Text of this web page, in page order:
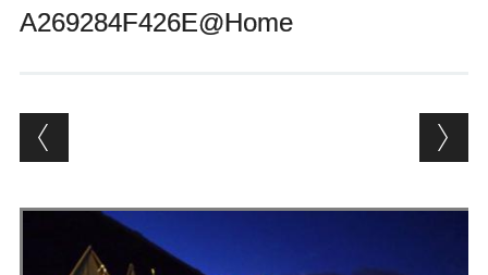
A269284F426E@Home